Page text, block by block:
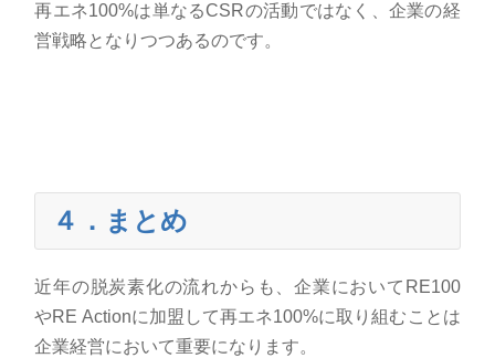
再エネ100%は単なるCSRの活動ではなく、企業の経
営戦略となりつつあるのです。
４．まとめ
近年の脱炭素化の流れからも、企業において RE100
やRE Actionに加盟して再エネ100%に取り組むことは
企業経営において重要になります。